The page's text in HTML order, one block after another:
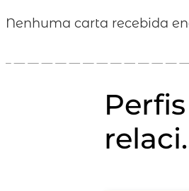
Nenhuma carta recebida
Perfis